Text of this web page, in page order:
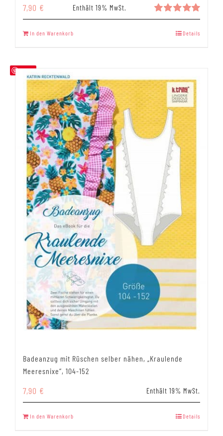
Bewertet
5.00
7,90 € Enthält 19% MwSt.
In den Warenkorb Details
Save
Badeanzug mit Rüschen selber nähen, „Kraulende
Meeresnixe“, 104-152
7,90 € Enthält 19% MwSt.
In den Warenkorb Details